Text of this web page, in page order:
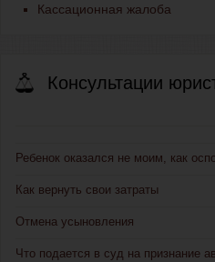
Кассационная жалоба
Консультации
Ребенок оказался не моим, как
Как вернуть свои затраты
Отмена усыновления
Что подается в суд на признание